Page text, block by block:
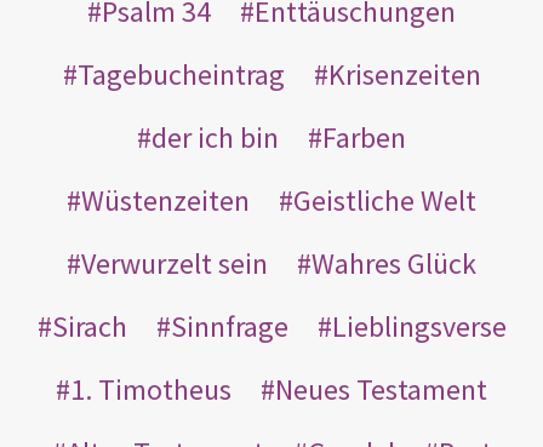
Psalm 34
Enttäuschungen
Tagebucheintrag
Krisenzeiten
der ich bin
Farben
Wüstenzeiten
Geistliche Welt
Verwurzelt sein
Wahres Glück
Sirach
Sinnfrage
Lieblingsverse
1. Timotheus
Neues Testament